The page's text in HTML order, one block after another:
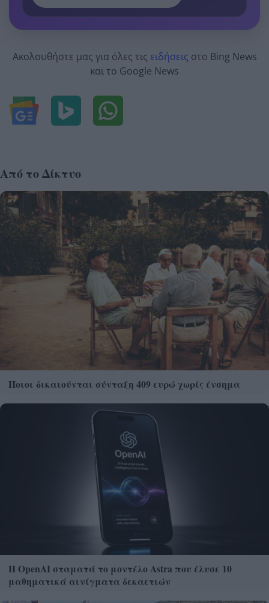
Ακολουθήστε μας για όλες τις ειδήσεις στο Bing News
και το Google News
Από το Δίκτυο
Ποιοι δικαιούνται σύνταξη 409 ευρώ χωρίς ένσημα
Η OpenAI σταματά το μοντέλο Astra που έλυσε 10
μαθηματικά αινίγματα δεκαετιών